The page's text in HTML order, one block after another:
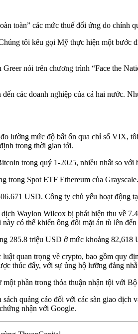
toàn” các mức thuế đối ứng do chính
tôi kêu gọi Mỹ thực hiện một bước
nói trên chương trình “Face the
các doanh nghiệp của cả hai nước.
lường mức độ bất ổn qua chỉ số VIX,
trong thời gian tới.
trong quý 1-2025, nhiều nhất so với
trong Spot ETF Ethereum của Grayscale.
USD. Công ty chủ yếu hoạt động
Waylon Wilcox bị phát hiện thu về
có thể khiến ông đối mặt án tù lên đến
285.8 triệu USD ở mức khoảng
quan trọng về crypto, bao gồm quy
thúc đẩy, với sự ủng hộ lưỡng đảng
một phần trong thỏa thuận nhận tội với
quảng cáo đối với các sàn giao
nhận với Google.